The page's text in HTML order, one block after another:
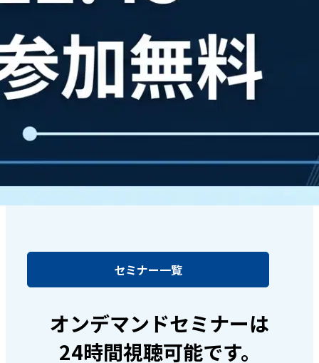
セミナー一覧
オンデマンドセミナーは
24時間視聴可能です。